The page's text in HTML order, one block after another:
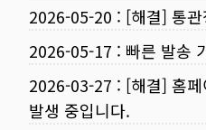
2026-05-20 : [해결] 통
2026-05-17 : 빠른 발송
2026-03-27 : [해결] 홈
발생 중입니다.